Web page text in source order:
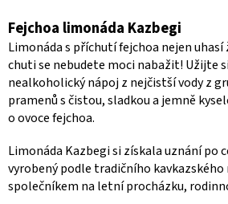
Fejchoa limonáda Kazbegi
Limonáda s příchutí fejchoa nejen uhasí
chuti se nebudete moci nabažit! Užijte
nealkoholický nápoj z nejčistší vody z
pramenů s čistou, sladkou a jemně
o ovoce fejchoa.
Limonáda Kazbegi si získala uznání po
vyrobený podle tradičního kavkazského
společníkem na letní procházku,